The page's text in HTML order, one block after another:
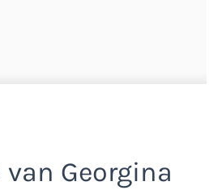
van Georgina